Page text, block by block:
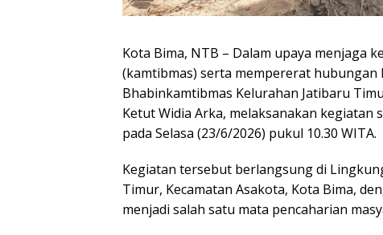
Kota Bima, NTB – Dalam upaya menjaga
(kamtibmas) serta mempererat
Bhabinkamtibmas Kelurahan Jatibaru
Ketut Widia Arka, melaksanakan
pada Selasa (23/6/2026) pukul 10.30 WITA.
Kegiatan tersebut berlangsung di
Timur, Kecamatan Asakota, Kota Bima,
menjadi salah satu mata pencaharian